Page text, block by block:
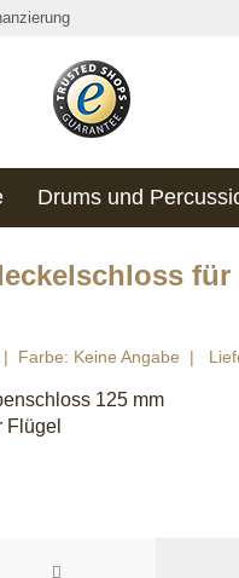
Drums und
Farbe: Keine Angabe
125 mm
Flügel